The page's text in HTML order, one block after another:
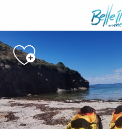
contenu
principal